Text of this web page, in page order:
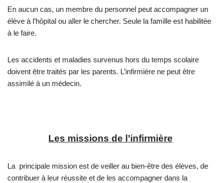
En aucun cas, un membre du personnel peut accompagner un
élève à l’hôpital ou aller le chercher. Seule la famille est habilitée
à le faire.
Les accidents et maladies survenus hors du temps scolaire
doivent être traités par les parents. L’infirmière ne peut être
assimilé à un médecin.
Les missions de l’infirmière
La principale mission est de veiller au bien-être des élèves, de
contribuer à leur réussite et de les accompagner dans la